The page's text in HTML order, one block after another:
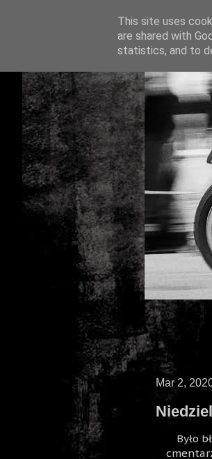
Mar 2,
Było
This site uses
are shared with
statistics, and to